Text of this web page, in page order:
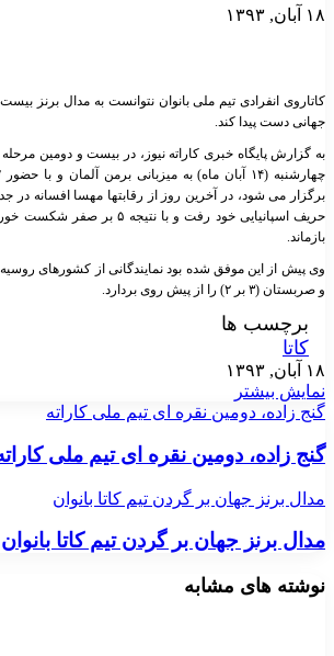
۱۸ آبان, ۱۳۹۳
کاتاروی انفرادی تیم ملی بانوان نتوانست به مدال برنز
جهانی دست پیدا کند.
به گزارش پایگاه خبری کاراته نیوز، در بیست و دومین
چهارشنبه (۱۴ آبان ماه) به میزبانی برمن آلمان و با حضور ۸۸۷
برگزار می شود، در آخرین روز از رقابتها مهسا افسانه در
حریف اسپانیایی خود رفت و با
بازماند.
و صربستان (۳ بر ۲) را از پیش روی بردارد.
برچسب ها
کاتا
۱۸ آبان, ۱۳۹۳
نمایش بیشتر
گنج زاده، دومین نقره ای تیم ملی کاراته
گنج زاده، دومین نقره ای تیم ملی
مدال برنز جهان بر گردن تیم کاتا بانوان
مدال برنز جهان بر گردن تیم کاتا بانوان
نوشته های مشابه